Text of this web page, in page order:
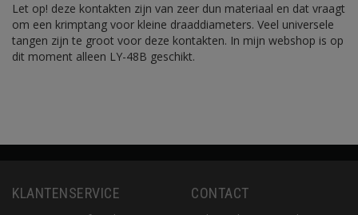
Let op! deze kontakten zijn van zeer dun materiaal en dat vraagt
om een krimptang voor kleine draaddiameters. Veel universele
tangen zijn te groot voor deze kontakten. In mijn webshop is op
dit moment alleen LY-48B geschikt.
KLANTENSERVICE CONTACT